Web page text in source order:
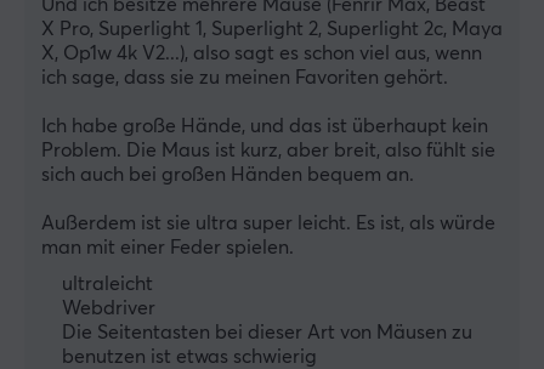
Und ich besitze mehrere Mäuse (Fenrir Max, Beast
X Pro, Superlight 1, Superlight 2, Superlight 2c, Maya
X, Op1w 4k V2...), also sagt es schon viel aus, wenn
ich sage, dass sie zu meinen Favoriten gehört.
Ich habe große Hände, und das ist überhaupt kein
Problem. Die Maus ist kurz, aber breit, also fühlt sie
sich auch bei großen Händen bequem an.
Außerdem ist sie ultra super leicht. Es ist, als würde
man mit einer Feder spielen.
ultraleicht
Webdriver
Die Seitentasten bei dieser Art von Mäusen zu
benutzen ist etwas schwierig